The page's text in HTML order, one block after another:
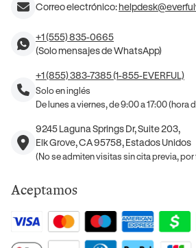
Correo electrónico:
+1 (555) 835-0665
(Solo mensajes de WhatsApp)
+1 (855) 383-7385 (1-855-EVERFUL)
Solo en inglés
De lunes a viernes, de 9:00 a 17:00 (hora
9245 Laguna Springs Dr, Suite 203,
Elk Grove, CA 95758, Estados Unidos
(No se admiten visitas sin cita previa, por
Aceptamos